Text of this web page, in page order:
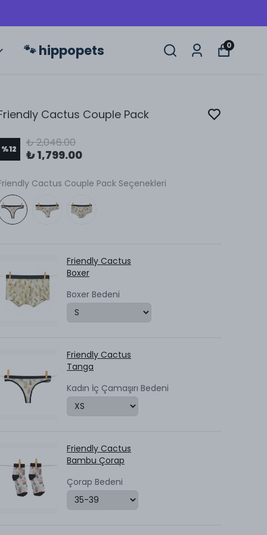
🐾 hippopets 0
Cactus Couple Pack
%12 ₺ 2,046.00
₺ 1,799.00
Cactus Couple Pack Seçenekleri
Friendly Cactus
Boxer
Boxer Bedeni
Friendly Cactus
Tanga
Kadın İç Çamaşırı Bedeni
Friendly Cactus
Bambu Çorap
Çorap Bedeni